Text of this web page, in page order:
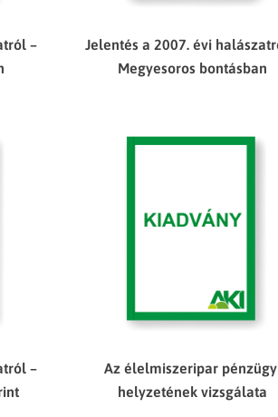
–
Jelentés a 2007. évi
Megyesoros bontásban
–
Az élelmiszeripar
helyzetének vizsgálata